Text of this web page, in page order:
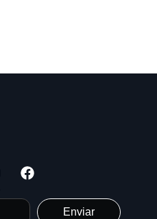
Enviar